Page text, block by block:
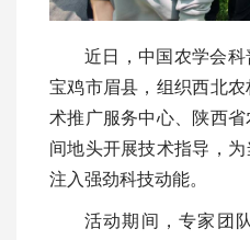
近日，中国农学会
宝鸡市眉县，组织西北
术推广服务中心、陕西
间地头开展技术指导，
注入强劲科技动能。
活动期间，专家团